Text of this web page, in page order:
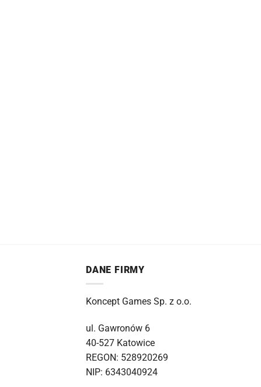
DANE FIRMY
Koncept Games Sp. z o.o.
ul. Gawronów 6
40-527 Katowice
REGON: 528920269
NIP: 6343040924